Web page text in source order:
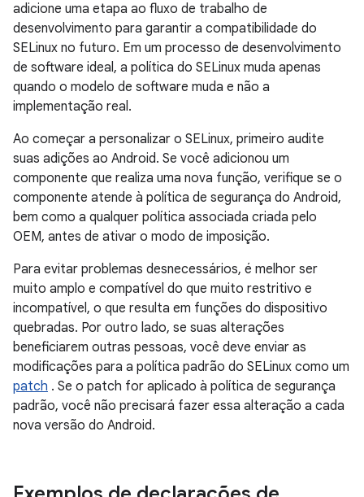
adicione uma etapa ao fluxo de trabalho de
desenvolvimento para garantir a compatibilidade do
SELinux no futuro. Em um processo de desenvolvimento
de software ideal, a política do SELinux muda apenas
quando o modelo de software muda e não a
implementação real.
Ao começar a personalizar o SELinux, primeiro audite
suas adições ao Android. Se você adicionou um
componente que realiza uma nova função, verifique se o
componente atende à política de segurança do Android,
bem como a qualquer política associada criada pelo
OEM, antes de ativar o modo de imposição.
Para evitar problemas desnecessários, é melhor ser
muito amplo e compatível do que muito restritivo e
incompatível, o que resulta em funções do dispositivo
quebradas. Por outro lado, se suas alterações
beneficiarem outras pessoas, você deve enviar as
modificações para a política padrão do SELinux como um
patch . Se o patch for aplicado à política de segurança
padrão, você não precisará fazer essa alteração a cada
nova versão do Android.